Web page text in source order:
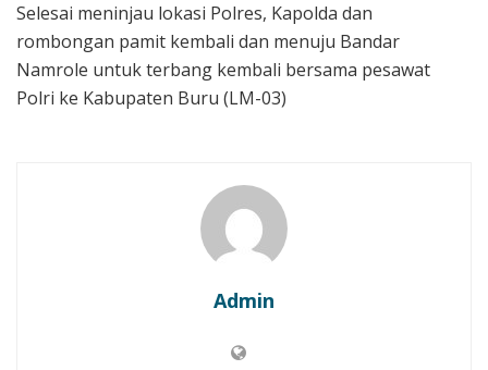
Selesai meninjau lokasi Polres, Kapolda dan
rombongan pamit kembali dan menuju Bandar
Namrole untuk terbang kembali bersama pesawat
Polri ke Kabupaten Buru (LM-03)
Admin